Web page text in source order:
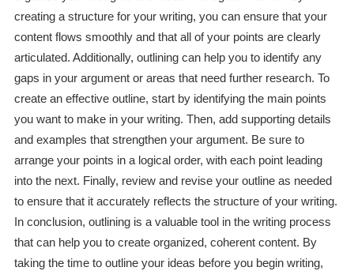
creating a structure for your writing, you can ensure that your
content flows smoothly and that all of your points are clearly
articulated. Additionally, outlining can help you to identify any
gaps in your argument or areas that need further research. To
create an effective outline, start by identifying the main points
you want to make in your writing. Then, add supporting details
and examples that strengthen your argument. Be sure to
arrange your points in a logical order, with each point leading
into the next. Finally, review and revise your outline as needed
to ensure that it accurately reflects the structure of your writing.
In conclusion, outlining is a valuable tool in the writing process
that can help you to create organized, coherent content. By
taking the time to outline your ideas before you begin writing,